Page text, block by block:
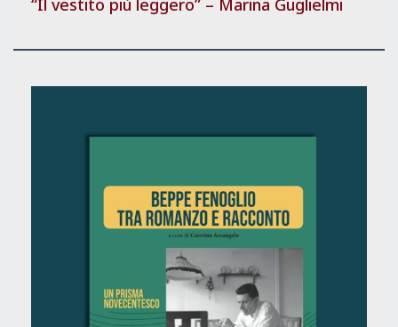
“Il vestito più leggero” – Marina Guglielmi